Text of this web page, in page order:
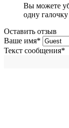
Вы можете
одну
Оставить отзыв
Ваше имя*
Текст сообщения*